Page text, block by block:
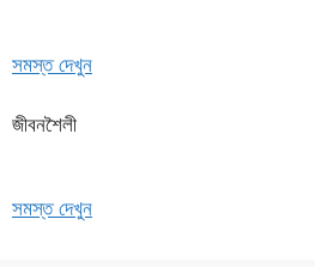
সমস্ত দেখুন
জীবনশৈলী
সমস্ত দেখুন